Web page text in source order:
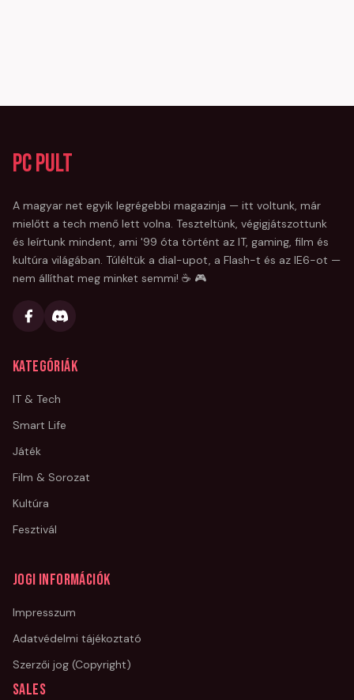
PC Pult
A magyar net egyik legrégebbi magazinja — itt voltunk, már
mielőtt a tech menő lett volna. Teszteltünk, végigjátszottunk
és leírtunk mindent, ami '99 óta történt az IT, gaming, film és
kultúra világában. Túléltük a dial-upot, a Flash-t és az IE6-ot —
nem állíthat meg minket semmi! ☕ 🎮
Kategóriák
IT & Tech
Smart Life
Játék
Film & Sorozat
Kultúra
Fesztivál
Jogi információk
Impresszum
Adatvédelmi tájékoztató
Szerzői jog (Copyright)
Sales